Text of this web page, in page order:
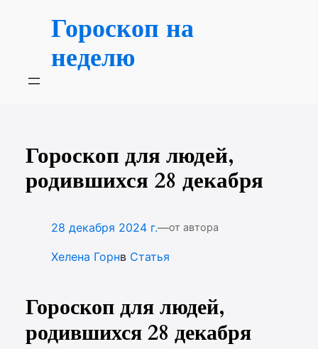
содержимомуГороскоп на
неделю
Гороскоп для людей,
родившихся 28 декабря
28 декабря 2024 г.—от автора
Хелена Горнв Статья
Гороскоп для людей,
родившихся 28 декабря